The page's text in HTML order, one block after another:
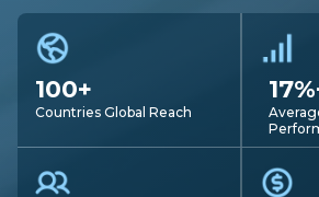
100+
Countries Global Reach